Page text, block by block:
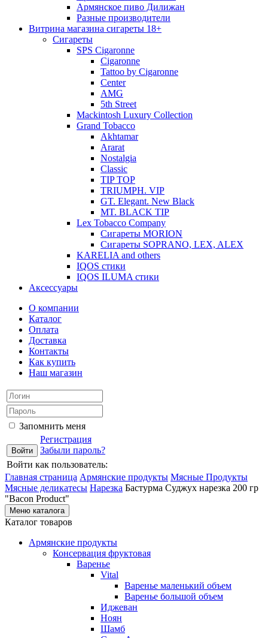
Армянское пиво Дилижан
Разные производители
Витрина магазина сигареты 18+
Cигареты
SPS Cigaronne
Сigaronne
Tattoo by Cigaronne
Center
AMG
5th Street
Mackintosh Luxury Collection
Grand Tobacco
Akhtamar
Ararat
Nostalgia
Classic
TIP TOP
TRIUMPH. VIP
GT. Elegant. New Black
MT. BLACK TIP
Lex Tobacco Company
Сигареты MORION
Сигареты SOPRANO, LEX, ALEX
KARELIA and others
IQOS стики
IQOS ILUMA стики
Аксессуары
О компании
Каталог
Оплата
Доставка
Контакты
Как купить
Наш магазин
Запомнить меня
Регистрация
Забыли пароль?
Войти как пользователь:
Главная страница Армянские продукты Мясные Продукты
Мясные деликатесы Нарезка Бастурма Суджух нарезка 200 гр
"Bacon Product"
Меню каталога
Каталог товаров
Армянские продукты
Консервация фруктовая
Варенье
Vital
Варенье маленький объем
Варенье большой объем
Иджеван
Ноян
Шамб